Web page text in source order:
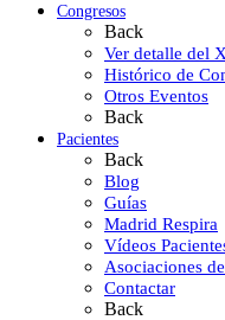
Congresos
Back
Ver detalle del
Histórico de
Otros Eventos
Back
Pacientes
Back
Blog
Guías
Madrid Respira
Vídeos
Asociaciones
Contactar
Back